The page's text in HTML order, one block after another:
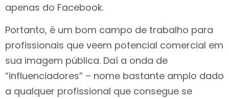
apenas do Facebook.
Portanto, é um bom campo de trabalho para
profissionais que veem potencial comercial em
sua imagem pública. Daí a onda de
“influenciadores” – nome bastante amplo dado
a qualquer profissional que consegue se